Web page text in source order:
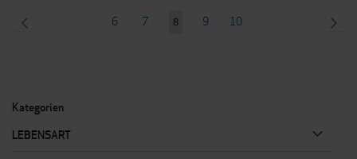
Seite
6 Seite
7
Sie
8 Seite
9 Seite
10
Kategorien
LEBENSART